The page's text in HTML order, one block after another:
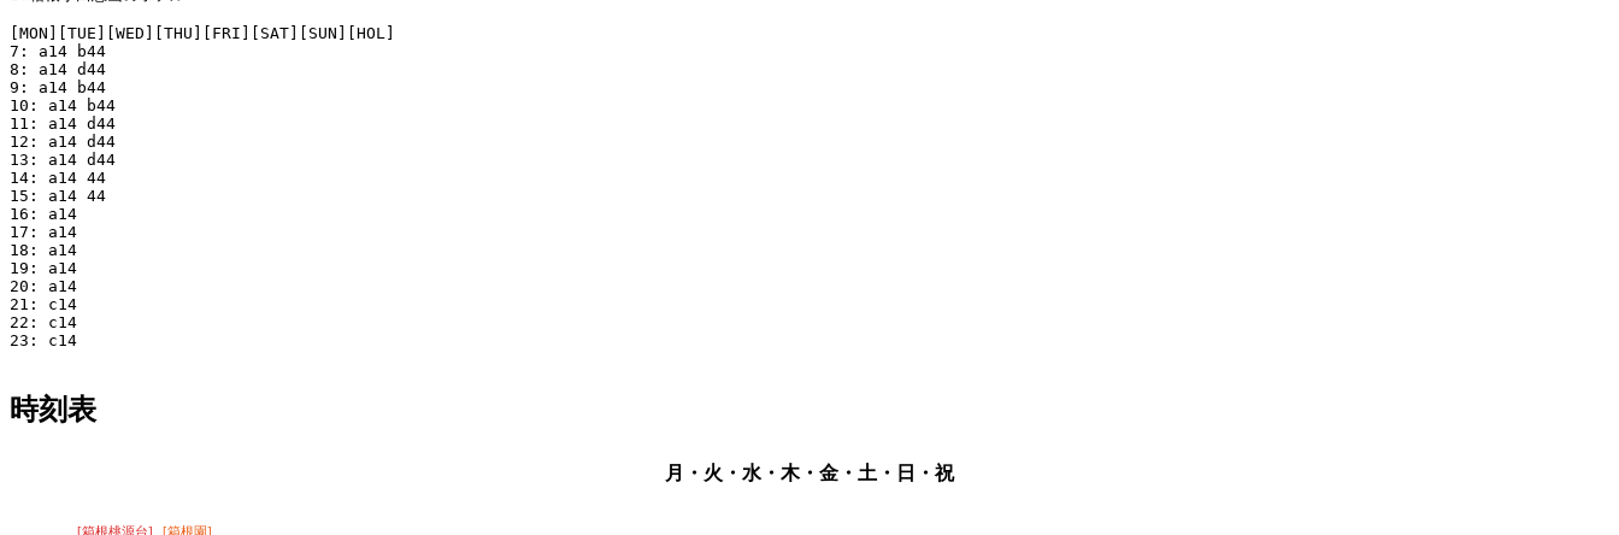
[MON][TUE][WED][THU][FRI][SAT][SUN][HOL]
7: a14 b44
8: a14 d44
9: a14 b44
10: a14 b44
11: a14 d44
12: a14 d44
13: a14 d44
14: a14 44
15: a14 44
16: a14
17: a14
18: a14
19: a14
20: a14
21: c14
22: c14
23: c14
時刻表
月・火・水・木・金・土・日・祝
[箱根桃源台] [箱根園]